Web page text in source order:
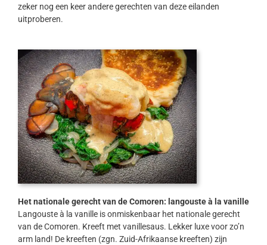
zeker nog een keer andere gerechten van deze eilanden
uitproberen.
Het nationale gerecht van de Comoren: langouste à la vanille
Langouste à la vanille is onmiskenbaar het nationale gerecht
van de Comoren. Kreeft met vanillesaus. Lekker luxe voor zo’n
arm land! De kreeften (zgn. Zuid-Afrikaanse kreeften) zijn